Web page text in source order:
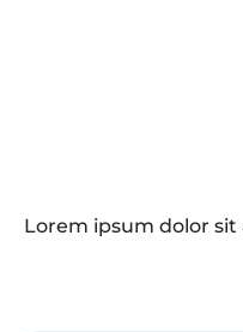
Lorem ipsum dolor